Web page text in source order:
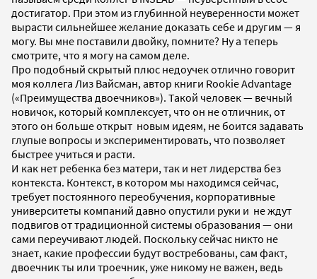
достигатор. При этом из глубинной неуверенности может
вырасти сильнейшее желание доказать себе и другим — я
могу. Вы мне поставили двойку, помните? Ну а теперь
смотрите, что я могу на самом деле.
Про подобный скрытый плюс недоучек отлично говорит
моя коллега Лиз Вайсман, автор книги Rookie Advantage
(«Преимущества двоечников»). Такой человек — вечный
новичок, который комплексует, что он не отличник, от
этого он больше открыт новым идеям, не боится задавать
глупые вопросы и экспериментировать, что позволяет
быстрее учиться и расти.
И как нет ребенка без матери, так и нет лидерства без
контекста. Контекст, в котором мы находимся сейчас,
требует постоянного переобучения, корпоративные
университеты компаний давно опустили руки и не ждут
подвигов от традиционной системы образования — они
сами переучивают людей. Поскольку сейчас никто не
знает, какие профессии будут востребованы, сам факт,
двоечник ты или троечник, уже никому не важен, ведь